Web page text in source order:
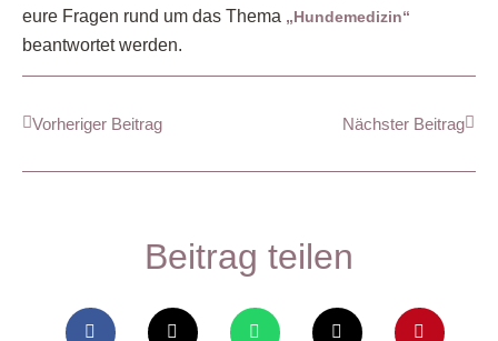
eure Fragen rund um das Thema „Hundemedizin“
beantwortet werden.
Vorheriger Beitrag Nächster Beitrag
Beitrag teilen